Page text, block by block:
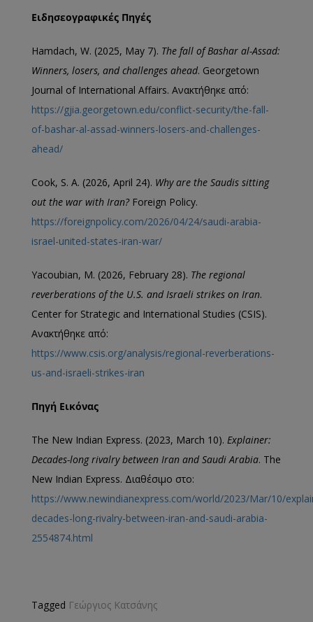
Ειδησεογραφικές Πηγές
Hamdach, W. (2025, May 7). The fall of Bashar al-Assad:
Winners, losers, and challenges ahead. Georgetown
Journal of International Affairs. Ανακτήθηκε από:
https://gjia.georgetown.edu/conflict-security/the-fall-
of-bashar-al-assad-winners-losers-and-challenges-
ahead/
Cook, S. A. (2026, April 24). Why are the Saudis sitting
out the war with Iran?Foreign Policy.
https://foreignpolicy.com/2026/04/24/saudi-arabia-
israel-united-states-iran-war/
Yacoubian, M. (2026, February 28). The regional
reverberations of the U.S. and Israeli strikes on Iran.
Center for Strategic and International Studies (CSIS).
Ανακτήθηκε από:
https://www.csis.org/analysis/regional-reverberations-
us-and-israeli-strikes-iran
Πηγή Εικόνας
The New Indian Express. (2023, March 10). Explainer:
Decades-long rivalry between Iran and Saudi Arabia. The
New Indian Express. Διαθέσιμο στο:
https://www.newindianexpress.com/world/2023/Mar/10/
decades-long-rivalry-between-iran-and-saudi-arabia-
2554874.html
Tagged Γεώργιος Κατσάνης